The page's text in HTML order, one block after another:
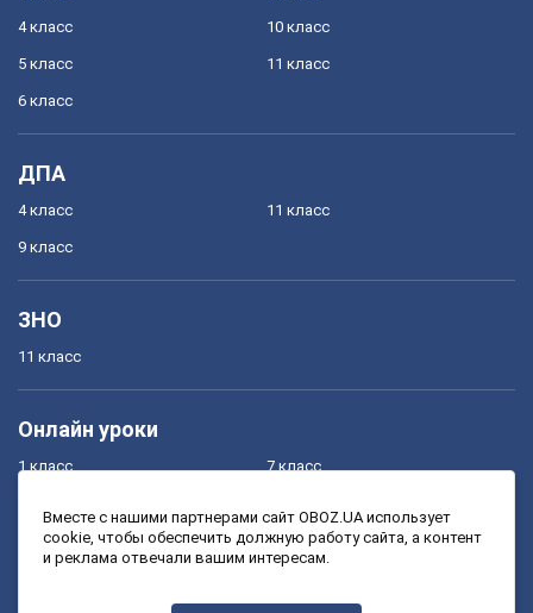
4 класс
5 класс
6 класс
10 класс
11 класс
ДПА
4 класс
9 класс
11 класс
ЗНО
11 класс
Онлайн уроки
1 класс
3 класс
7 класс
9 класс
Вместе с нашими партнерами сайт OBOZ.UA использует
cookie, чтобы обеспечить должную работу сайта, а контент
и реклама отвечали вашим интересам.